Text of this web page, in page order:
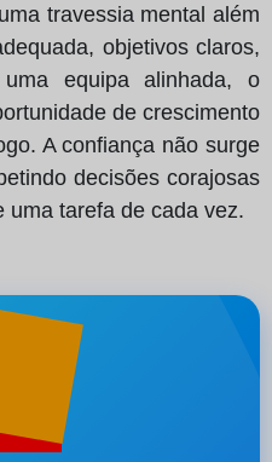
travessia mental além
objetivos claros,
equipa alinhada, o
de crescimento
A confiança não surge
decisões corajosas
uma tarefa de cada vez.